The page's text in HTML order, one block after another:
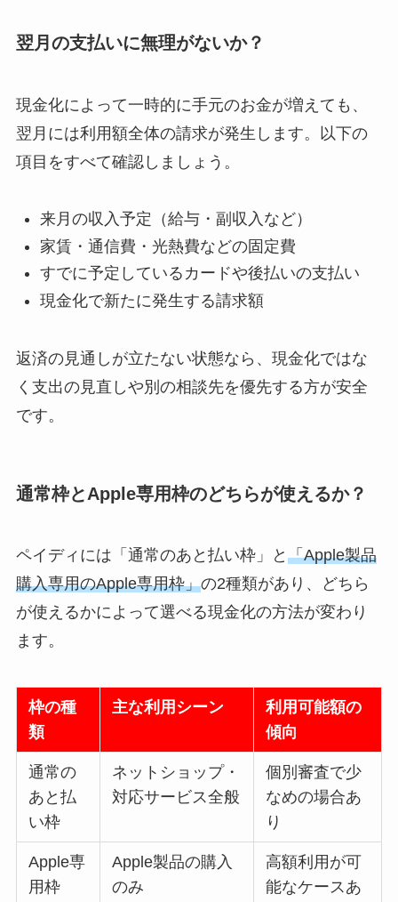
翌月の支払いに無理がないか？
現金化によって一時的に手元のお金が増えても、
翌月には利用額全体の請求が発生します。以下の
項目をすべて確認しましょう。
来月の収入予定（給与・副収入など）
家賃・通信費・光熱費などの固定費
すでに予定しているカードや後払いの支払い
現金化で新たに発生する請求額
返済の見通しが立たない状態なら、現金化ではな
く支出の見直しや別の相談先を優先する方が安全
です。
通常枠とApple専用枠のどちらが使えるか？
ペイディには「通常のあと払い枠」と 「Apple製品
購入専用のApple専用枠」の2種類があり、どちら
が使えるかによって選べる現金化の方法が変わり
ます。
枠の種
類
主な利用シーン
利用可能額の
傾向
通常の
あと払
い枠
ネットショップ・
対応サービス全般
個別審査で少
なめの場合あ
り
Apple専
用枠
Apple製品の購入
のみ
高額利用が可
能なケースあ